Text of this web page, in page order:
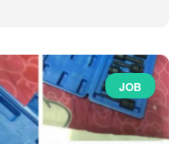
JOB